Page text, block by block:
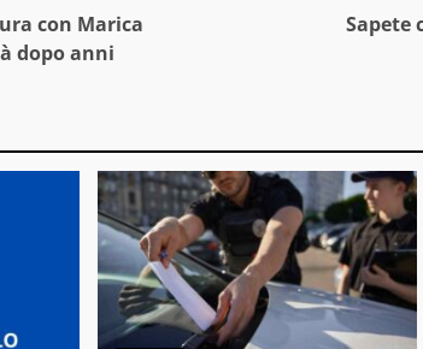
con Marica
dopo anni
Sapete